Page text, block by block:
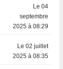
Le 04
septembre
2025 à 08:29
Le 02 juillet
2025 à 08:35